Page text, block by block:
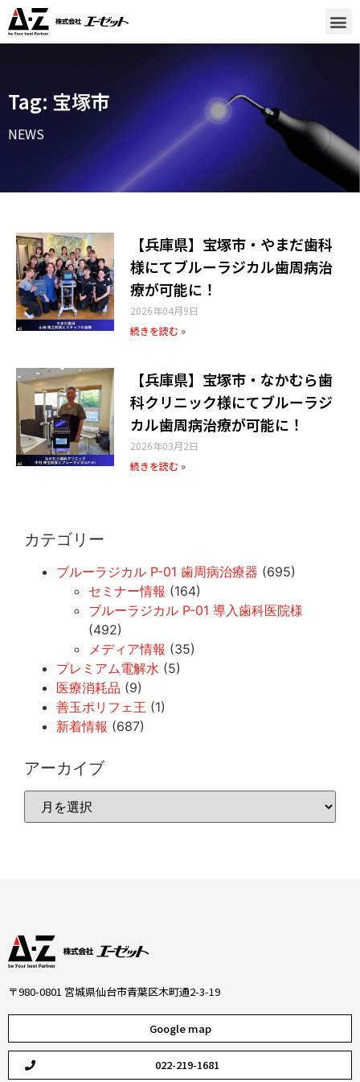
Tag: 宝塚市
NEWS
【兵庫県】宝塚市・やまだ歯科
様にてブルーラジカル歯周病治
療が可能に！
2026年04月9日
続きを読む »
【兵庫県】宝塚市・なかむら歯
科クリニック様にてブルーラジ
カル歯周病治療が可能に！
2026年03月2日
続きを読む »
カテゴリー
ブルーラジカル P-01 歯周病治療器 (695)
セミナー情報 (164)
ブルーラジカル P-01 導入歯科医院様
(492)
メディア情報 (35)
プレミアム電解水 (5)
医療消耗品 (9)
善玉ポリフェ王 (1)
新着情報 (687)
アーカイブ
〒980-0801 宮城県仙台市青葉区木町通2-3-19
Google map
022-219-1681